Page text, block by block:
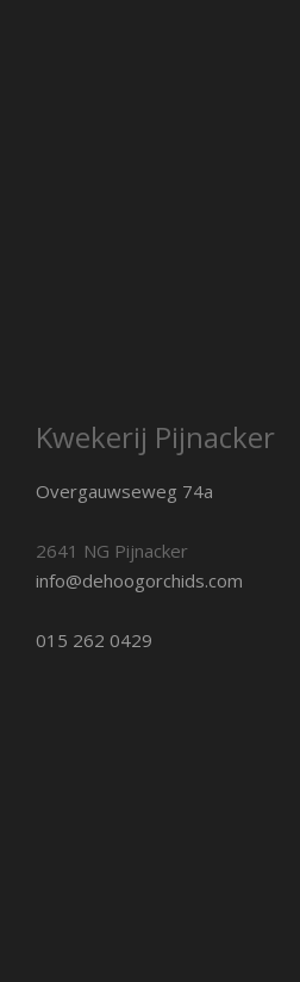
Kwekerij Pijnacker
Overgauwseweg 74a
2641 NG Pijnacker
info@dehoogorchids.com
015 262 0429